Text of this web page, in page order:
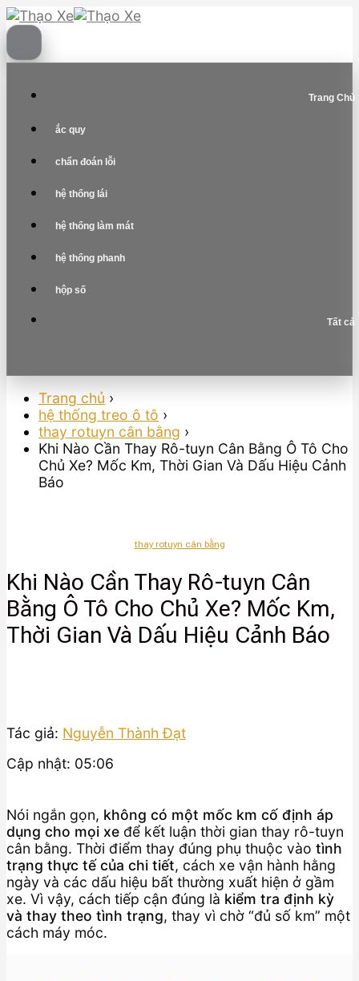
Skip
to
content
Trang Chủ
ắc quy
chẩn đoán lỗi
hệ thống lái
hệ thống làm mát
hệ thống phanh
hộp số
Tất cả
Trang chủ ›
hệ thống treo ô tô ›
thay rotuyn cân bằng ›
Khi Nào Cần Thay Rô-tuyn Cân Bằng Ô Tô Cho
Chủ Xe? Mốc Km, Thời Gian Và Dấu Hiệu Cảnh
Báo
thay rotuyn cân bằng
Khi Nào Cần Thay Rô-tuyn Cân
Bằng Ô Tô Cho Chủ Xe? Mốc Km,
Thời Gian Và Dấu Hiệu Cảnh Báo
Tác giả: Nguyễn Thành Đạt
Cập nhật: 05:06
Nói ngắn gọn, không có một mốc km cố định áp
dụng cho mọi xe để kết luận thời gian thay rô-tuyn
cân bằng. Thời điểm thay đúng phụ thuộc vào tình
trạng thực tế của chi tiết, cách xe vận hành hằng
ngày và các dấu hiệu bất thường xuất hiện ở gầm
xe. Vì vậy, cách tiếp cận đúng là kiểm tra định kỳ
và thay theo tình trạng, thay vì chờ “đủ số km” một
cách máy móc.